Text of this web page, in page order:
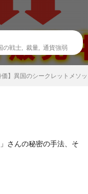
の戦士 裁量 通貨強弱
価】異国のシークレットメソ
さんの秘密の手法、そ